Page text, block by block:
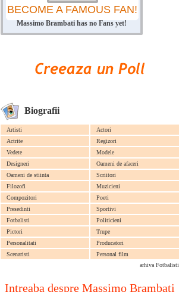
BECOME A FAMOUS FAN!
Massimo Brambati has no Fans yet!
Biografii
Artisti
Actori
Actrite
Regizori
Vedete
Modele
Designeri
Oameni de afaceri
Oameni de stiinta
Scriitori
Filozofi
Muzicieni
Compozitori
Poeti
Presedinti
Sportivi
Fotbalisti
Politicieni
Pictori
Trupe
Personalitati
Producatori
Scenaristi
Personal film
arhiva Fotbalisti
Intreaba despre Massimo Brambati